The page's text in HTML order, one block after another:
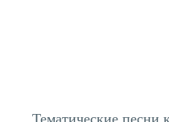
Тематические песни